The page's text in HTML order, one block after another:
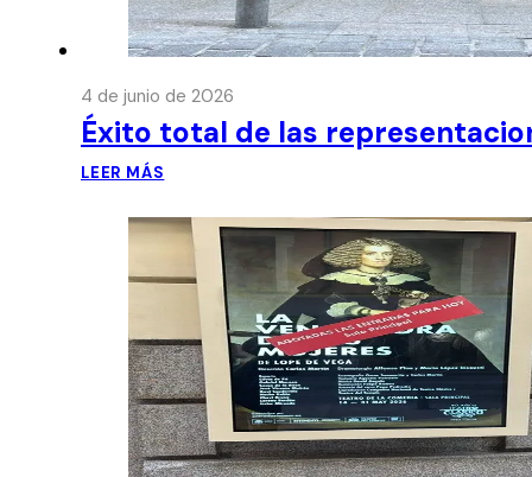
4 de junio de 2026
Éxito total de las
LEER MÁS